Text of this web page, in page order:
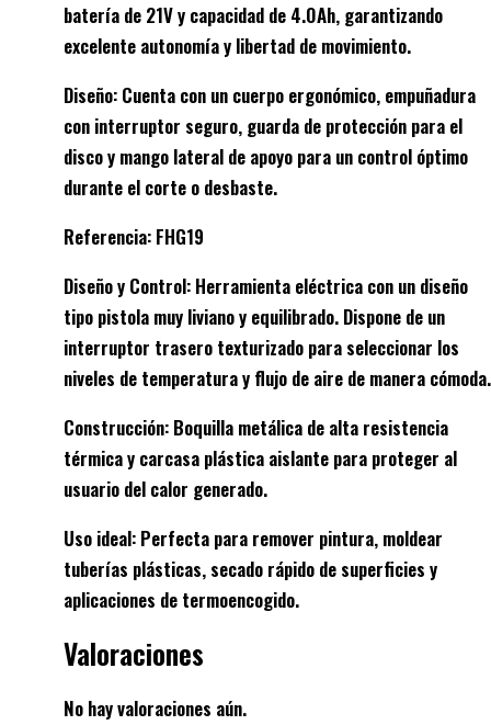
batería de 21V y capacidad de 4.0Ah, garantizando
excelente autonomía y libertad de movimiento.
Diseño: Cuenta con un cuerpo ergonómico, empuñadura
con interruptor seguro, guarda de protección para el
disco y mango lateral de apoyo para un control óptimo
durante el corte o desbaste.
Referencia: FHG19
Diseño y Control: Herramienta eléctrica con un diseño
tipo pistola muy liviano y equilibrado. Dispone de un
interruptor trasero texturizado para seleccionar los
niveles de temperatura y flujo de aire de manera cómoda.
Construcción: Boquilla metálica de alta resistencia
térmica y carcasa plástica aislante para proteger al
usuario del calor generado.
Uso ideal: Perfecta para remover pintura, moldear
tuberías plásticas, secado rápido de superficies y
aplicaciones de termoencogido.
Valoraciones
No hay valoraciones aún.